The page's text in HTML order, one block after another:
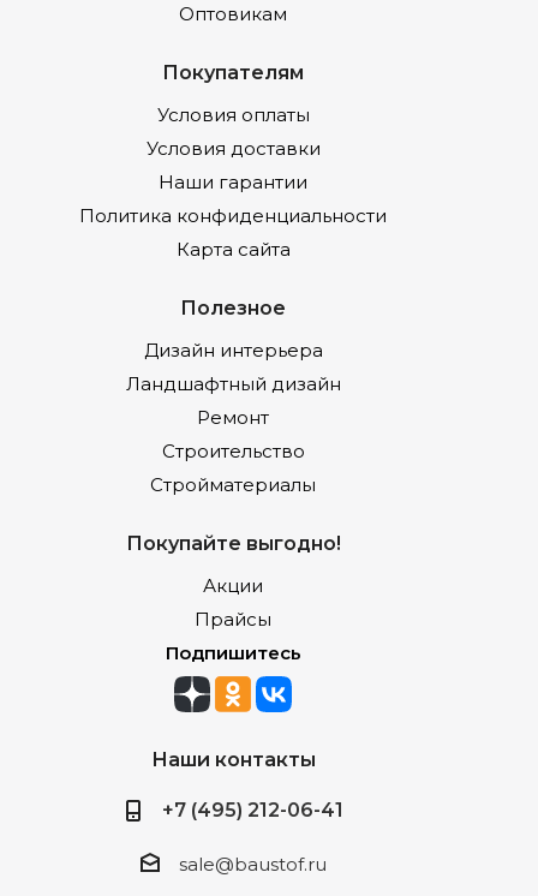
Оптовикам
Покупателям
Условия оплаты
Условия доставки
Наши гарантии
Политика конфиденциальности
Карта сайта
Полезное
Дизайн интерьера
Ландшафтный дизайн
Ремонт
Строительство
Стройматериалы
Покупайте выгодно!
Акции
Прайсы
Подпишитесь
Наши контакты
+7 (495) 212-06-41
sale@baustof.ru